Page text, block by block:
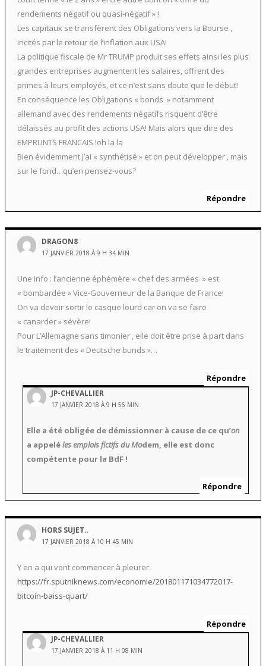
rendements négatif ou quasi-négatif » !
Les capitaux se transfèrent des Obligations vers la Bourse ,
incités par le retour de l’inflation aux USA!
La politique fiscale de Mr TRUMP produit ses effets ainsi les plus
grandes entreprises augmentent les salaires, offrent des
primes à leurs employés, et ce n’est sans doute que le début!
En conséquence les Obligations « bonds » notamment
allemand avec des rendements négatifs risquent d’être
délaissés au profit des actions USA! Mais alors que dire des
EMPRUNTS FRANCAIS !oh la la
Bien évidemment j’ai « synthétisé » et on peut développer , mais
sur le fond…qu’en pensez-vous?
Répondre
DRAGON8
17 JANVIER 2018 À 9 H 34 MIN
Une info : l’ancienne éphémère « chef des armées » est
« bombardée » Vice-Gouverneur de la Banque de France!
On va devoir sortir le casque lourd car on va se faire
« canarder » sévère!
Pour L’Allemagne sans timonier , elle doit être prise à part dans
le traitement des « Deutsche bunds »…
Répondre
JP-CHEVALLIER
17 JANVIER 2018 À 9 H 56 MIN
Elle a été obligée de démissionner à cause de ce qu’on
a appeléles emplois fictifs du Modem, elle est donc
compétente pour la BdF !
Répondre
HORS SUJET..
17 JANVIER 2018 À 10 H 45 MIN
Y en a qui vont commencer à pleurer:
https://fr.sputniknews.com/economie/201801171034772017-
bitcoin-baiss-quart/
Répondre
JP-CHEVALLIER
17 JANVIER 2018 À 11 H 08 MIN